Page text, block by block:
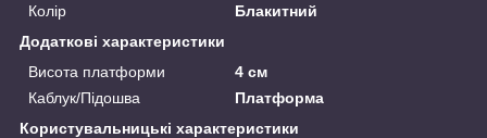
Колір
Блакитний
Додаткові характеристики
Висота платформи
4 см
Каблук/Підошва
Платформа
Користувальницькі характеристики